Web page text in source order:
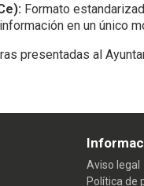
Formato
en un único
presentadas al
Aviso legal
Política de